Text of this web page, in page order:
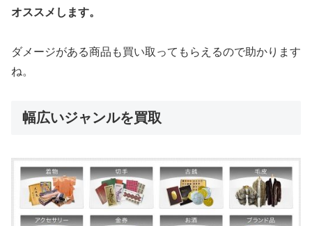
オススメします。
ダメージがある商品も買い取ってもらえるので助かります
ね。
幅広いジャンルを買取